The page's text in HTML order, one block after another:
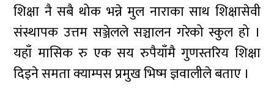
शिक्षा नै सबै थोक भन्ने मुल नाराका साथ शिक्षासेवी
संस्थापक उत्तम सञ्जेलले सञ्चालन गरेको स्कुल हो ।
यहाँ मासिक रु एक सय रुपैयाँमै गुणस्तरिय शिक्षा
दिइने समता क्याम्पस प्रमुख भिष्म ज्ञवालीले बताए ।